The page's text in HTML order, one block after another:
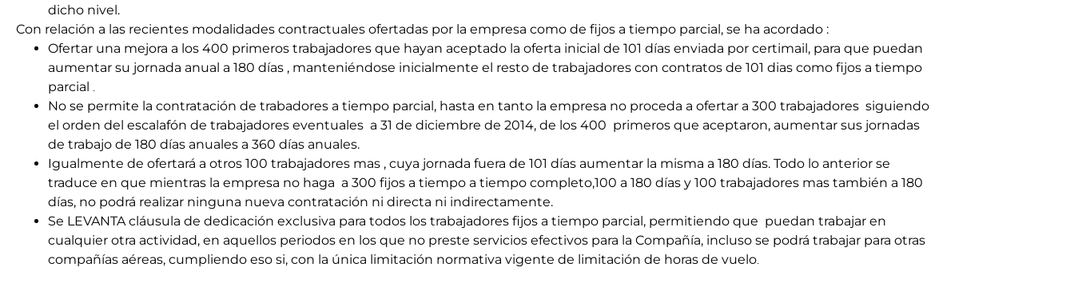
dicho nivel.
Con relación a las recientes modalidades contractuales ofertadas por la empresa como de fijos a tiempo parcial, se ha acordado :
Ofertar una mejora a los 400 primeros trabajadores que hayan aceptado la oferta inicial de 101 días enviada por certimail, para que puedan
aumentar su jornada anual a 180 días , manteniéndose inicialmente el resto de trabajadores con contratos de 101 dias como fijos a tiempo
parcial
.
No se permite la contratación de trabadores a tiempo parcial, hasta en tanto la empresa no proceda a ofertar a 300 trabajadores siguiendo
el orden del escalafón de trabajadores eventuales a 31 de diciembre de 2014, de los 400 primeros que aceptaron, aumentar sus jornadas
de trabajo de 180 días anuales a 360 días anuales.
Igualmente de ofertará a otros 100 trabajadores mas , cuya jornada fuera de 101 días aumentar la misma a 180 días. Todo lo anterior se
traduce en que mientras la empresa no haga a 300 fijos a tiempo a tiempo completo,100 a 180 días y 100 trabajadores mas también a 180
días, no podrá realizar ninguna nueva contratación ni directa ni indirectamente.
Se LEVANTA cláusula de dedicación exclusiva para todos los trabajadores fijos a tiempo parcial, permitiendo que puedan trabajar en
cualquier otra actividad, en aquellos periodos en los que no preste servicios efectivos para la Compañía, incluso se podrá trabajar para otras
compañías aéreas, cumpliendo eso si, con la única limitación normativa vigente de limitación de horas de vuelo.